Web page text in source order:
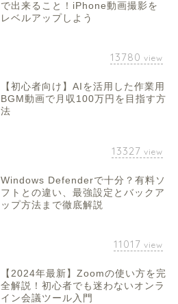
で出来ること！iPhone動画撮影を
レベルアップしよう
13780 view
【初心者向け】AIを活用した作業用
BGM動画で月収100万円を目指す方
法
13327 view
Windows Defenderで十分？有料ソ
フトとの違い、最強設定とバックア
ップ方法まで徹底解説
11017 view
【2024年最新】Zoomの使い方を完
全解説！初心者でも迷わないオンラ
イン会議ツール入門